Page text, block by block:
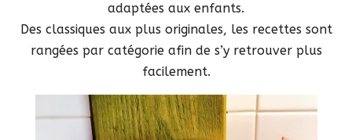
adaptées aux enfants.
Des classiques aux plus originales, les recettes sont
rangées par catégorie afin de s’y retrouver plus
facilement.